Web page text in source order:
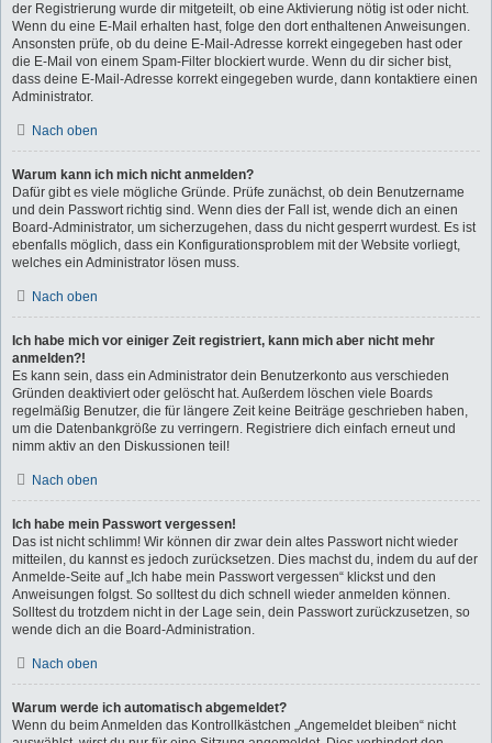
der Registrierung wurde dir mitgeteilt, ob eine Aktivierung nötig ist oder nicht.
Wenn du eine E-Mail erhalten hast, folge den dort enthaltenen Anweisungen.
Ansonsten prüfe, ob du deine E-Mail-Adresse korrekt eingegeben hast oder
die E-Mail von einem Spam-Filter blockiert wurde. Wenn du dir sicher bist,
dass deine E-Mail-Adresse korrekt eingegeben wurde, dann kontaktiere einen
Administrator.
Nach oben
Warum kann ich mich nicht anmelden?
Dafür gibt es viele mögliche Gründe. Prüfe zunächst, ob dein Benutzername
und dein Passwort richtig sind. Wenn dies der Fall ist, wende dich an einen
Board-Administrator, um sicherzugehen, dass du nicht gesperrt wurdest. Es ist
ebenfalls möglich, dass ein Konfigurationsproblem mit der Website vorliegt,
welches ein Administrator lösen muss.
Nach oben
Ich habe mich vor einiger Zeit registriert, kann mich aber nicht mehr
anmelden?!
Es kann sein, dass ein Administrator dein Benutzerkonto aus verschieden
Gründen deaktiviert oder gelöscht hat. Außerdem löschen viele Boards
regelmäßig Benutzer, die für längere Zeit keine Beiträge geschrieben haben,
um die Datenbankgröße zu verringern. Registriere dich einfach erneut und
nimm aktiv an den Diskussionen teil!
Nach oben
Ich habe mein Passwort vergessen!
Das ist nicht schlimm! Wir können dir zwar dein altes Passwort nicht wieder
mitteilen, du kannst es jedoch zurücksetzen. Dies machst du, indem du auf der
Anmelde-Seite auf „Ich habe mein Passwort vergessen“ klickst und den
Anweisungen folgst. So solltest du dich schnell wieder anmelden können.
Solltest du trotzdem nicht in der Lage sein, dein Passwort zurückzusetzen, so
wende dich an die Board-Administration.
Nach oben
Warum werde ich automatisch abgemeldet?
Wenn du beim Anmelden das Kontrollkästchen „Angemeldet bleiben“ nicht